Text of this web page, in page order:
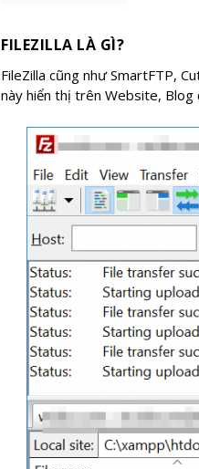
FILEZILLA LÀ GÌ?
FileZilla cũng như SmartFTP,
này hiển thị trên Website, Blog